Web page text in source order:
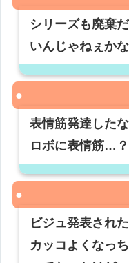
シリーズも廃棄
いんじゃねぇか
表情筋発達した
ロボに表情筋…？
ビジュ発表され
カッコよくなっ